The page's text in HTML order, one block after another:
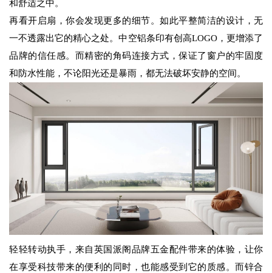
和舒适之中。
再看开启扇，你会发现更多的细节。如此平整简洁的设计，无
一不透露出它的精心之处。中空铝条印有创高LOGO，更增添了
品牌的信任感。而精密的角码连接方式，保证了窗户的牢固度
和防水性能，不论阳光还是暴雨，都无法破坏安静的空间。
轻轻转动执手，来自英国派阁品牌五金配件带来的体验，让你
在享受科技带来的便利的同时，也能感受到它的质感。而锌合